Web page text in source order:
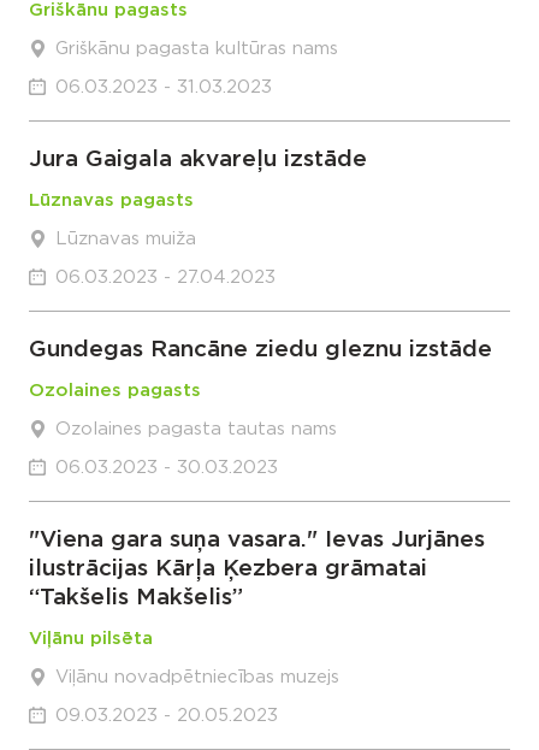
Griškānu pagasts
Griškānu pagasta kultūras nams
06.03.2023 - 31.03.2023
Jura Gaigala akvareļu izstāde
Lūznavas pagasts
Lūznavas muiža
06.03.2023 - 27.04.2023
Gundegas Rancāne ziedu gleznu izstāde
Ozolaines pagasts
Ozolaines pagasta tautas nams
06.03.2023 - 30.03.2023
"Viena gara suņa vasara." Ievas Jurjānes
ilustrācijas Kārļa Ķezbera grāmatai
“Takšelis Makšelis”
Viļānu pilsēta
Viļānu novadpētniecības muzejs
09.03.2023 - 20.05.2023